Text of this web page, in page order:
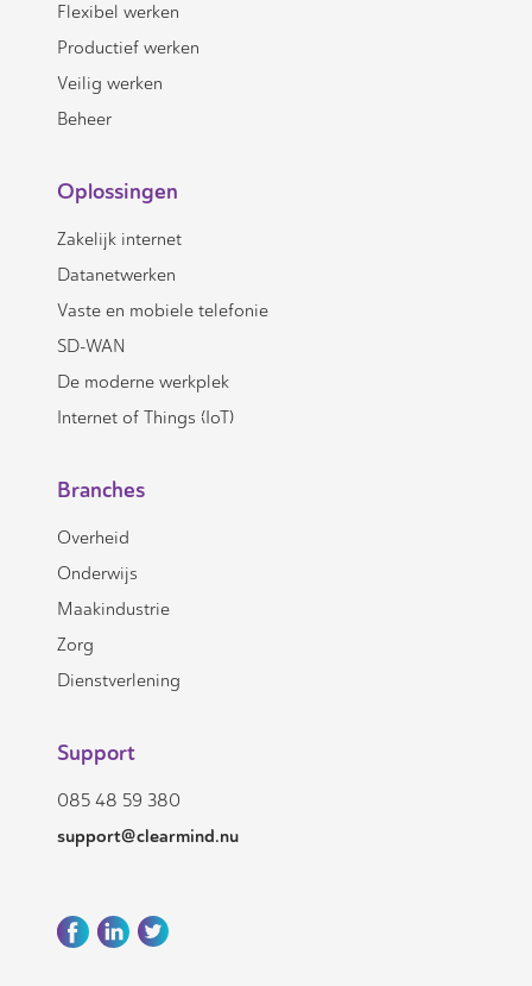
Flexibel werken
Productief werken
Veilig werken
Beheer
Oplossingen
Zakelijk internet
Datanetwerken
Vaste en mobiele telefonie
SD-WAN
De moderne werkplek
Internet of Things (IoT)
Branches
Overheid
Onderwijs
Maakindustrie
Zorg
Dienstverlening
Support
085 48 59 380
support@clearmind.nu